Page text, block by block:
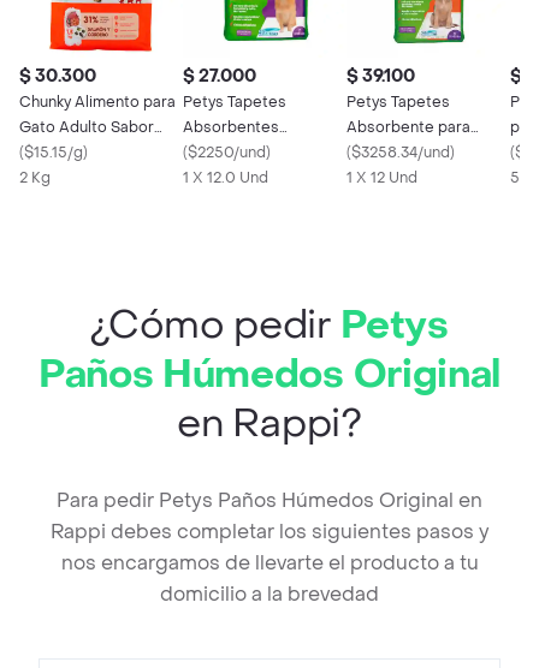
$ 30.300
Chunky Alimento para
Gato Adulto Sabor
Cordero y Salmón
($15.15/g)
2 Kg
$ 27.000
Petys Tapetes
Absorbentes
Pequeños
($2250/und)
1 X 12.0 Und
$ 39.100
Petys Tapetes
Absorbente para
Mascotas Extra
Grandes
($3258.34/und)
1 X 12 Und
$
(
5
¿Cómo pedir Petys
Paños Húmedos Original
en Rappi?
Para pedir Petys Paños Húmedos Original en
Rappi debes completar los siguientes pasos y
nos encargamos de llevarte el producto a tu
domicilio a la brevedad